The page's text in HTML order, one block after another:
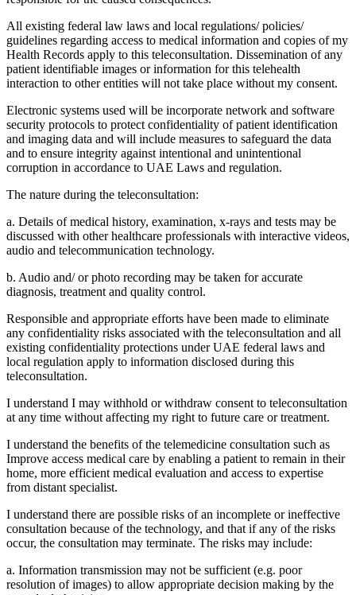
All existing federal law laws and local regulations/ policies/
guidelines regarding access to medical information and copies of my
Health Records apply to this teleconsultation. Dissemination of any
patient identifiable images or information for this telehealth
interaction to other entities will not take place without my consent.
Electronic systems used will be incorporate network and software
security protocols to protect confidentiality of patient identification
and imaging data and will include measures to safeguard the data
and to ensure integrity against intentional and unintentional
corruption in accordance to UAE Laws and regulation.
The nature during the teleconsultation:
a. Details of medical history, examination, x-rays and tests may be
discussed with other healthcare professionals with interactive videos,
audio and telecommunication technology.
b. Audio and/ or photo recording may be taken for accurate
diagnosis, treatment and quality control.
Responsible and appropriate efforts have been made to eliminate
any confidentiality risks associated with the teleconsultation and all
existing confidentiality protections under UAE federal laws and
local regulation apply to information disclosed during this
teleconsultation.
I understand I may withhold or withdraw consent to teleconsultation
at any time without affecting my right to future care or treatment.
I understand the benefits of the telemedicine consultation such as
Improve access medical care by enabling a patient to remain in their
home, more efficient medical evaluation and access to expertise
from distant specialist.
I understand there are possible risks of an incomplete or ineffective
consultation because of the technology, and that if any of the risks
occur, the consultation may terminate. The risks may include:
a. Information transmission may not be sufficient (e.g. poor
resolution of images) to allow appropriate decision making by the